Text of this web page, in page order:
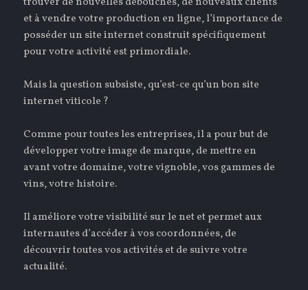
et à vendre votre production en ligne, l’importance de
posséder un site internet construit spécifiquement
pour votre activité est primordiale.
Mais la question subsiste, qu’est-ce qu’un bon site
internet viticole ?
Comme pour toutes les entreprises, il a pour but de
développer votre image de marque, de mettre en
avant votre domaine, votre vignoble, vos gammes de
vins, votre histoire.
Il améliore votre visibilité sur le net et permet aux
internautes d’accéder à vos coordonnées, de
découvrir toutes vos activités et de suivre votre
actualité.